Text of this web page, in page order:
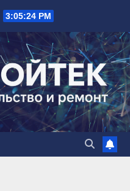
3:05:25 PM